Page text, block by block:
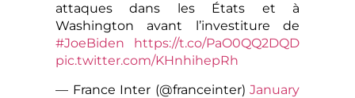
attaques dans les États et à
Washington avant l’investiture de
#JoeBiden
https://t.co/PaO0QQ2DQD
pic.twitter.com/KHnhihepRh
— France Inter (@franceinter) January